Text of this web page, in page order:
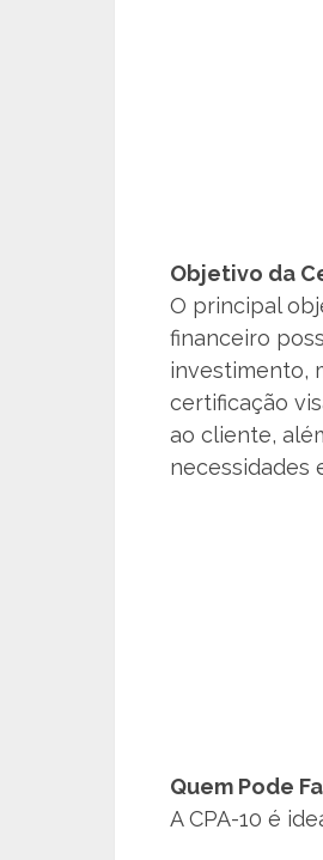
Objetivo da
O principal
financeiro
investimento,
certificação
ao cliente,
necessidades
Quem Pode
A CPA-10 é